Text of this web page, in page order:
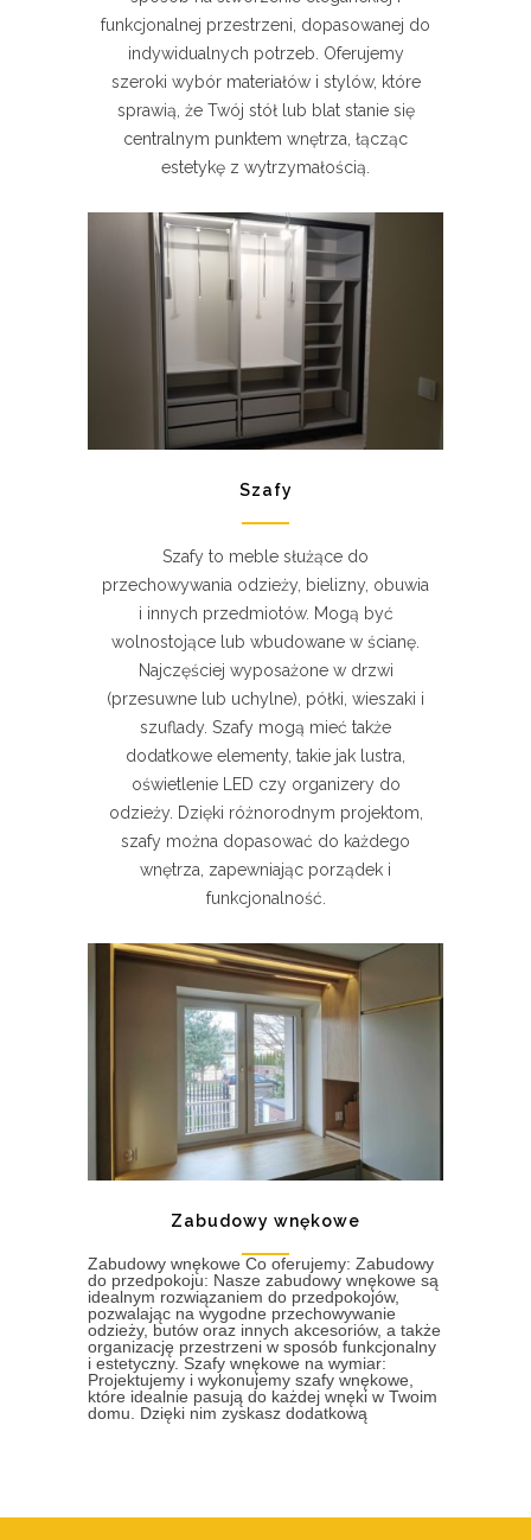
funkcjonalnej przestrzeni, dopasowanej do
indywidualnych potrzeb. Oferujemy
szeroki wybór materiałów i stylów, które
sprawią, że Twój stół lub blat stanie się
centralnym punktem wnętrza, łącząc
estetykę z wytrzymałością.
Szafy
Szafy to meble służące do
przechowywania odzieży, bielizny, obuwia
i innych przedmiotów. Mogą być
wolnostojące lub wbudowane w ścianę.
Najczęściej wyposażone w drzwi
(przesuwne lub uchylne), półki, wieszaki i
szuflady. Szafy mogą mieć także
dodatkowe elementy, takie jak lustra,
oświetlenie LED czy organizery do
odzieży. Dzięki różnorodnym projektom,
szafy można dopasować do każdego
wnętrza, zapewniając porządek i
funkcjonalność.
Zabudowy wnękowe
Zabudowy wnękowe Co oferujemy: Zabudowy
do przedpokoju: Nasze zabudowy wnękowe są
idealnym rozwiązaniem do przedpokojów,
pozwalając na wygodne przechowywanie
odzieży, butów oraz innych akcesoriów, a także
organizację przestrzeni w sposób funkcjonalny
i estetyczny. Szafy wnękowe na wymiar:
Projektujemy i wykonujemy szafy wnękowe,
które idealnie pasują do każdej wnęki w Twoim
domu. Dzięki nim zyskasz dodatkową